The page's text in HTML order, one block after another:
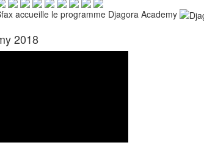
accueille le programme Djagora Academy
2018